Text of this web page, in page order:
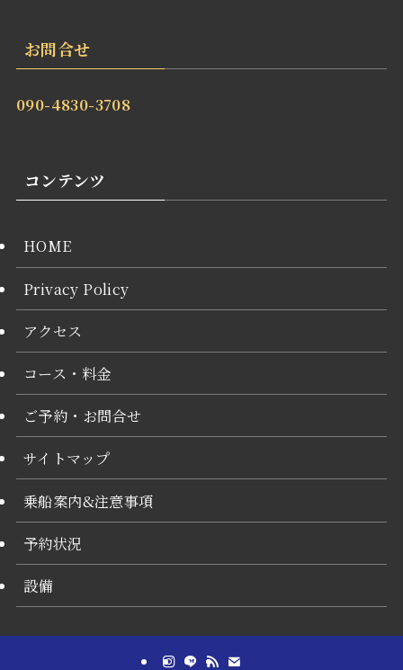
お問合せ
090-4830-3708
コンテンツ
HOME
Privacy Policy
アクセス
コース・料金
ご予約・お問合せ
サイトマップ
乗船案内&注意事項
予約状況
設備